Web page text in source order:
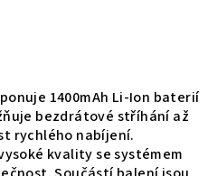
1400mAh Li-Ion baterií
bezdrátové stříhání až
rychlého nabíjení.
kvality se systémem